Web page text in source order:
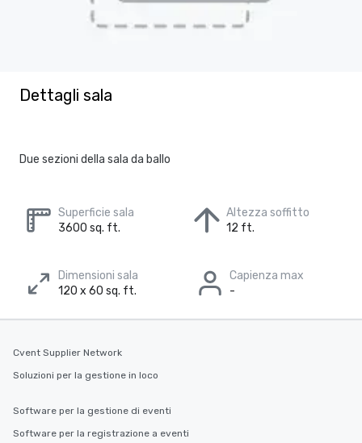
Dettagli sala
Due sezioni della sala da ballo
Superficie sala
3600 sq. ft.
Altezza soffitto
12 ft.
Dimensioni sala
120 x 60 sq. ft.
Capienza max
-
Cvent Supplier Network
Soluzioni per la gestione in loco
Software per la gestione di eventi
Software per la registrazione a eventi